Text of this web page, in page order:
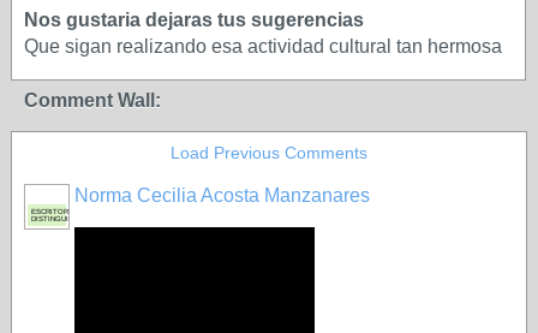
Nos gustaria dejaras tus sugerencias
Que sigan realizando esa actividad cultural tan hermosa
Comment Wall:
Load Previous Comments
ESCRITORA
DISTINGUIDA
Norma Cecilia Acosta Manzanares